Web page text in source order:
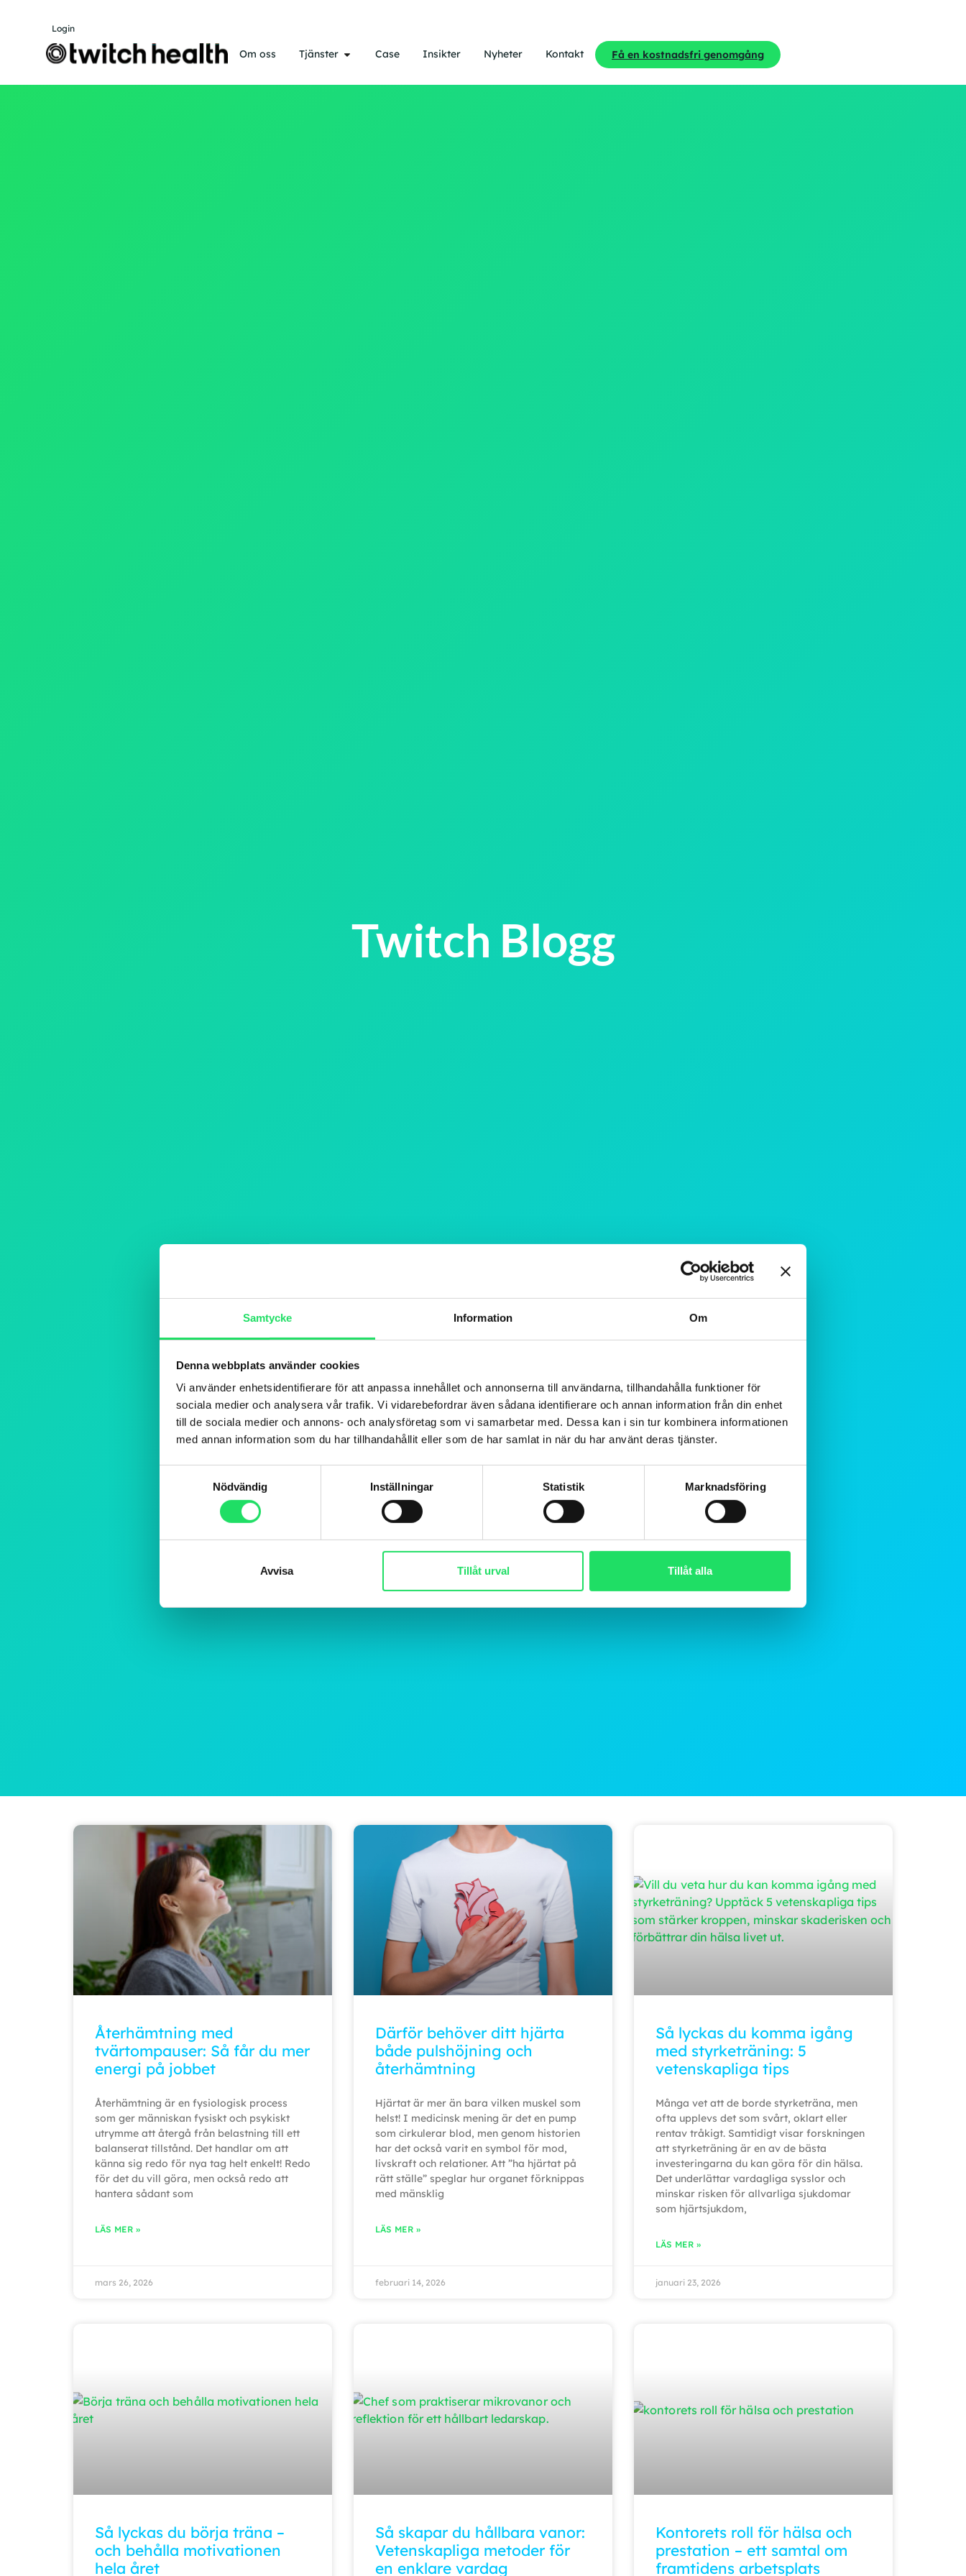
Samtycke Information Om
Denna webbplats använder cookies
Vi använder enhetsidentifierare för att anpassa innehållet och annonserna till användarna, tillhandahålla funktioner för
sociala medier och analysera vår trafik. Vi vidarebefordrar även sådana identifierare och annan information från din enhet
till de sociala medier och annons- och analysföretag som vi samarbetar med. Dessa kan i sin tur kombinera informationen
med annan information som du har tillhandahållit eller som de har samlat in när du har använt deras tjänster.
Nödvändig
Inställningar Statistik Marknadsföring
Avvisa Tillåt urval Tillåt alla
Login
Om oss Tjänster Case Insikter Nyheter Kontakt Få en kostnadsfri genomgång
Twitch Blogg
Återhämtning med
tvärtompauser: Så får du mer
energi på jobbet
Återhämtning är en fysiologisk process
som ger människan fysiskt och psykiskt
utrymme att återgå från belastning till ett
balanserat tillstånd. Det handlar om att
känna sig redo för nya tag helt enkelt! Redo
för det du vill göra, men också redo att
hantera sådant som
LÄS MER »
mars 26, 2026
Därför behöver ditt hjärta
både pulshöjning och
återhämtning
Hjärtat är mer än bara vilken muskel som
helst! I medicinsk mening är det en pump
som cirkulerar blod, men genom historien
har det också varit en symbol för mod,
livskraft och relationer. Att ”ha hjärtat på
rätt ställe” speglar hur organet förknippas
med mänsklig
LÄS MER »
februari 14, 2026
Så lyckas du komma igång
med styrketräning: 5
vetenskapliga tips
Många vet att de borde styrketräna, men
ofta upplevs det som svårt, oklart eller
rentav tråkigt. Samtidigt visar forskningen
att styrketräning är en av de bästa
investeringarna du kan göra för din hälsa.
Det underlättar vardagliga sysslor och
minskar risken för allvarliga sjukdomar
som hjärtsjukdom,
LÄS MER »
januari 23, 2026
Så lyckas du börja träna –
och behålla motivationen
hela året
Så skapar du hållbara vanor:
Vetenskapliga metoder för
en enklare vardag
Kontorets roll för hälsa och
prestation – ett samtal om
framtidens arbetsplats